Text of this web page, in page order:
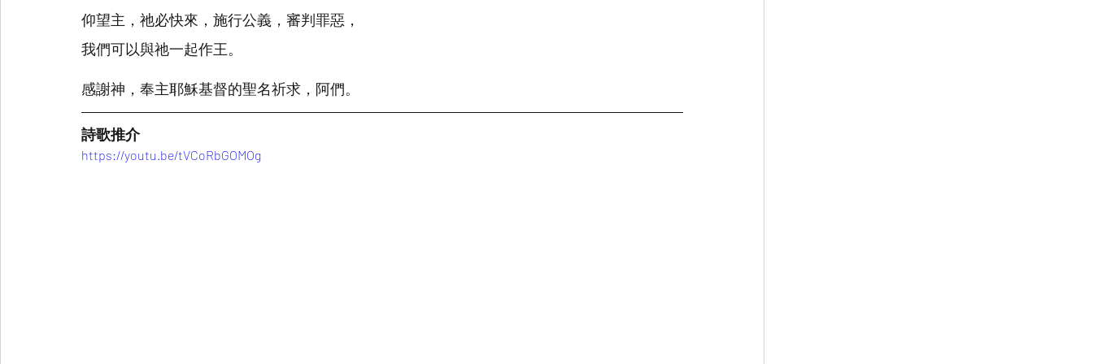
仰望主，祂必快來，施行公義，審判罪惡，
我們可以與祂一起作王。
感謝神，奉主耶穌基督的聖名祈求，阿們。
詩歌推介
https://youtu.be/tVCoRbGOMOg